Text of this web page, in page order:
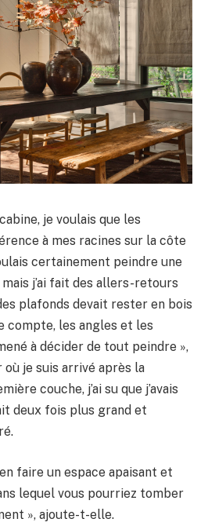
je voulais que les
à mes racines sur la côte
certainement peindre une
j’ai fait des allers-retours
plafonds devait rester en bois
compte, les angles et les
à décider de tout peindre »,
où je suis arrivé après la
couche, j’ai su que j’avais
deux fois plus grand et
faire un espace apaisant et
lequel vous pourriez tomber
», ajoute-t-elle.